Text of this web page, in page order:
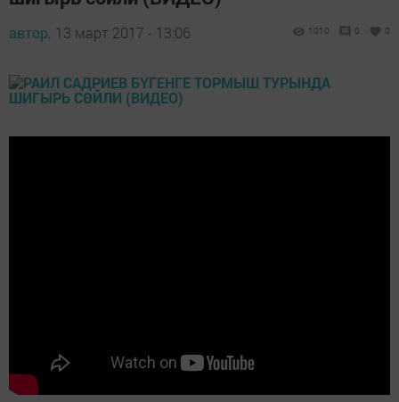
автор, 13 март 2017 - 13:06 1010 0 0